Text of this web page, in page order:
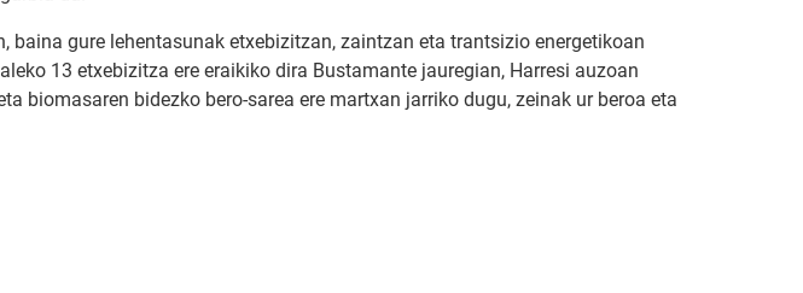
gure lehentasunak etxebizitzan, zaintzan eta trantsizio energetikoan
13 etxebizitza ere eraikiko dira Bustamante jauregian, Harresi auzoan
biomasaren bidezko bero-sarea ere martxan jarriko dugu, zeinak ur beroa eta